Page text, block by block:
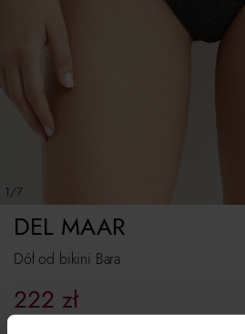
1/7
Dół od bikini Bara
DEL MAAR
222 zł